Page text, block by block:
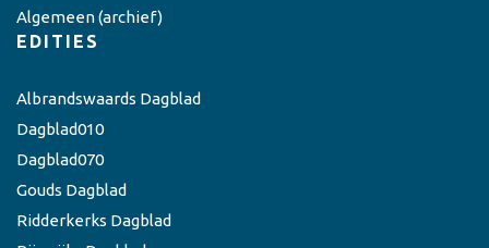
Algemeen(archief)
EDITIES
Albrandswaards Dagblad
Dagblad010
Dagblad070
Gouds Dagblad
Ridderkerks Dagblad